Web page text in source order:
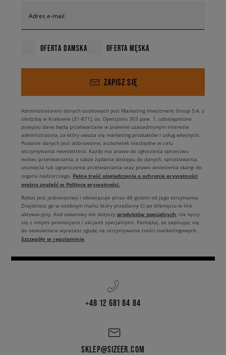
Adres e-mail
OFERTA DAMSKA OFERTA MĘSKA
ZAPISZ SIĘ
Administratorem danych osobowych jest Marketing Investment Group S.A. z
siedzibą w Krakowie (31-871), os. Dywizjonu 303 paw. 1, udostępnione
powyżej dane będą przetwarzane w prawnie uzasadnionym interesie
administratora, za który uważa się marketing produktów i usług własnych.
Podanie danych jest dobrowolne, aczkolwiek niezbędne w celu
otrzymywania newslettera. Każdy ma prawo do zgłoszenia sprzeciwu
wobec przetwarzania, a także żądania dostępu do danych, sprostowania,
usunięcia lub ograniczenia przetwarzania oraz prawo wniesienia skargi do
organu nadzorczego. Pełną treść oświadczenia o ochronie prywatności
można znaleźć w Polityce prywatności.
Rabat jest jednorazowy i obowiązuje przez 48 godzin od jego otrzymania.
Znajdziesz go w osobnym mailu, który prześlemy Ci po kliknięciu w link
aktywacyjny. Kod rabatowy nie dotyczy produktów specjalnych, nie łączy
się z innymi promocjami i akcjami specjalnymi. Pamiętaj, że zapisując się
do newslettera wyrażasz zgodę na otrzymywanie treści marketingowych.
Szczegóły w regulaminie.
+48 12 681 84 84
SKLEP@SIZEER.COM